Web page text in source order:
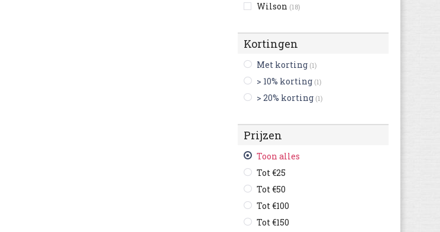
Wilson (18)
Kortingen
Met korting (1)
> 10% korting (1)
> 20% korting (1)
Prijzen
Toon alles
Tot €25
Tot €50
Tot €100
Tot €150